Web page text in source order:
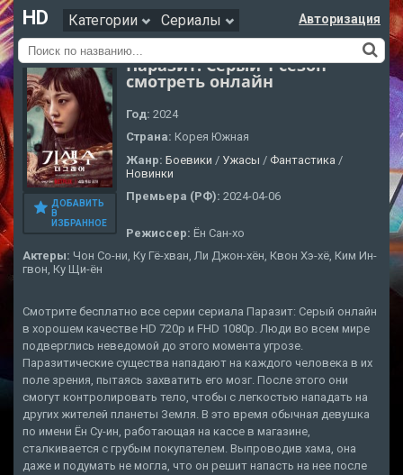
HD Категории Сериалы Авторизация
ДОБАВИТЬ
В
ИЗБРАННОЕ
Паразит: Серый 1 сезон
смотреть онлайн
Год: 2024
Страна: Корея Южная
Жанр: Боевики / Ужасы / Фантастика /
Новинки
Премьера (РФ): 2024-04-06
Режиссер: Ён Сан-хо
Актеры: Чон Со-ни, Ку Гё-хван, Ли Джон-хён, Квон Хэ-хё, Ким Ин-
гвон, Ку Щи-ён
Смотрите бесплатно все серии сериала Паразит: Серый онлайн
в хорошем качестве HD 720p и FHD 1080p. Люди во всем мире
подверглись неведомой до этого момента угрозе.
Паразитические существа нападают на каждого человека в их
поле зрения, пытаясь захватить его мозг. После этого они
смогут контролировать тело, чтобы с легкостью нападать на
других жителей планеты Земля. В это время обычная девушка
по имени Ён Су-ин, работающая на кассе в магазине,
сталкивается с грубым покупателем. Выпроводив хама, она
даже и подумать не могла, что он решит напасть на нее после